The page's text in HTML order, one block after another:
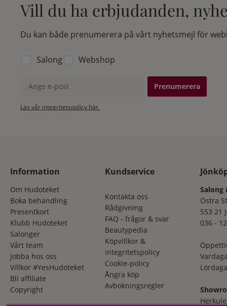
Vill du ha erbjudanden,
Du kan både prenumerera på vårt nyhetsmejl för
Välj vilken lista du vill prenumerera på:
Salong
Webshop
Ange e-post
Läs vår integritetspolicy här.
Information
Om Hudoteket
Boka behandling
Presentkort
Klubb Hudoteket
Salonger
Vårt team
Jobba hos oss
Villkor #YesHudoteket
Bli affiliate
Copyright
Kundservice
Kontakta oss
Rådgivning
FAQ - frågor & svar
Beautypedia
Köpvillkor &
integritetspolicy
Cookie-policy
Ångra köp
Avbokningsregler
Salong
Östra
553 21
036 -